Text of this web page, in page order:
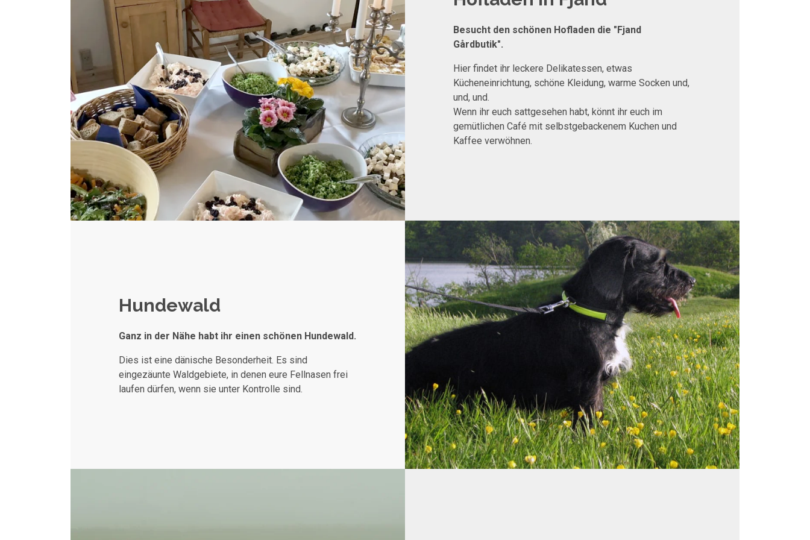
Besucht den schönen Hofladen die "Fjand
Gårdbutik".
Hier findet ihr leckere Delikatessen, etwas
Kücheneinrichtung, schöne Kleidung, warme Socken und,
und, und.
Wenn ihr euch sattgesehen habt, könnt ihr euch im
gemütlichen Café mit selbstgebackenem Kuchen und
Kaffee verwöhnen.
Hundewald
Ganz in der Nähe habt ihr einen schönen Hundewald.
Dies ist eine dänische Besonderheit. Es sind
eingezäunte Waldgebiete, in denen eure Fellnasen frei
laufen dürfen, wenn sie unter Kontrolle sind.